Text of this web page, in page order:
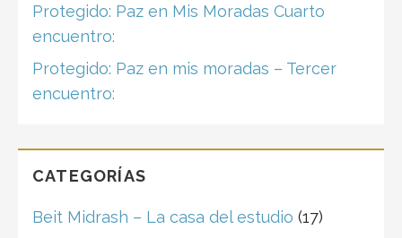
Protegido: Paz en Mis Moradas Cuarto
encuentro:
Protegido: Paz en mis moradas – Tercer
encuentro:
CATEGORÍAS
Beit Midrash – La casa del estudio (17)